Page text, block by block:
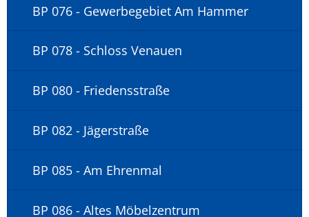
BP 076 - Gewerbegebiet Am Hammer
BP 078 - Schloss Venauen
BP 080 - Friedensstraße
BP 082 - Jägerstraße
BP 085 - Am Ehrenmal
BP 086 - Altes Möbelzentrum